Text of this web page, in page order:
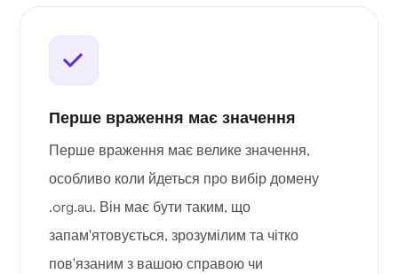
Перше враження має значення
Перше враження має велике значення,
особливо коли йдеться про вибір домену
.org.au. Він має бути таким, що
запам'ятовується, зрозумілим та чітко
пов'язаним з вашою справою чи